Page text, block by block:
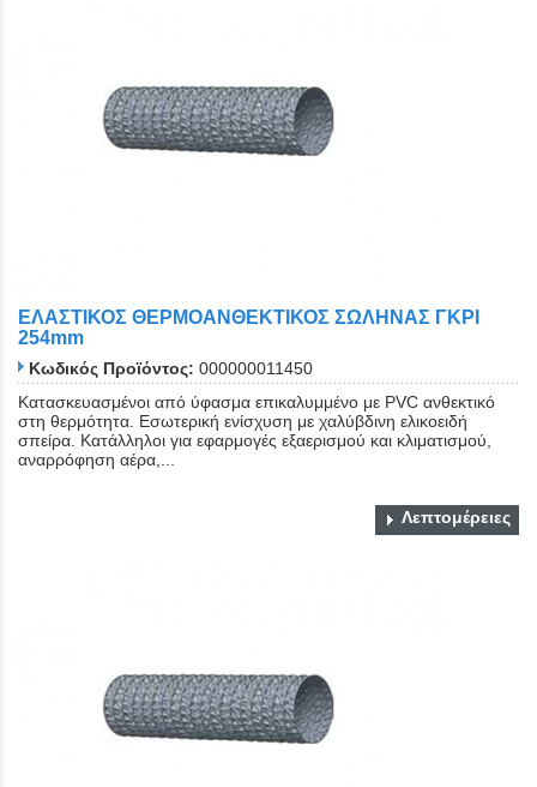
ΕΛΑΣΤΙΚΟΣ ΘΕΡΜΟΑΝΘΕΚΤΙΚΟΣ ΣΩΛΗΝΑΣ ΓΚΡΙ
254mm
Κωδικός Προϊόντος: 000000011450
Κατασκευασμένοι από ύφασμα επικαλυμμένο με PVC ανθεκτικό
στη θερμότητα. Εσωτερική ενίσχυση με χαλύβδινη ελικοειδή
σπείρα. Κατάλληλοι για εφαρμογές εξαερισμού και κλιματισμού,
αναρρόφηση αέρα,...
Λεπτομέρειες